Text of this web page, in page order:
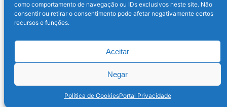
como comportamento de navegação ou IDs exclusivos neste site. Não
consentir ou retirar o consentimento pode afetar negativamente certos
recursos e funções.
Aceitar
Negar
Política de CookiesPortal Privacidade